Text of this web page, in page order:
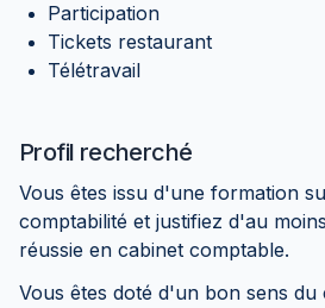
Participation
Tickets restaurant
Télétravail
Profil recherché
Vous êtes issu d'une formation
comptabilité et justifiez d'au
réussie en cabinet comptable.
Vous êtes doté d'un bon sens